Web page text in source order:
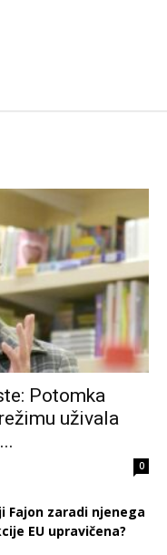
Potomka
uživala
0
Fajon zaradi njenega
EU upravičena?